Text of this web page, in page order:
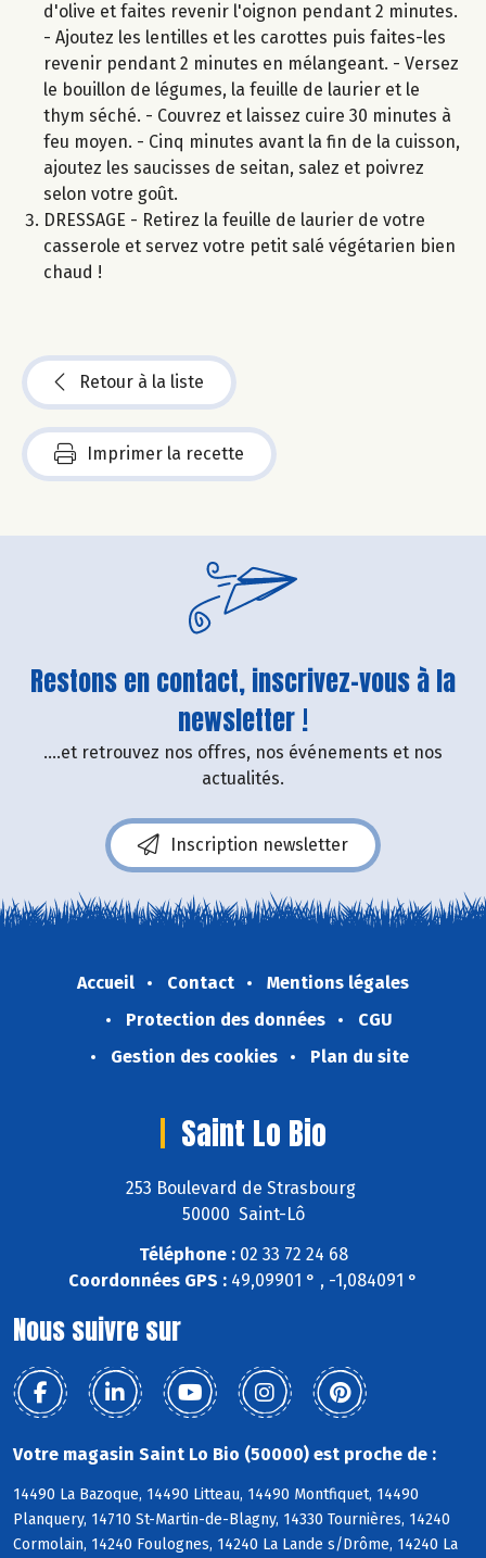
d'olive et faites revenir l'oignon pendant 2 minutes.
- Ajoutez les lentilles et les carottes puis faites-les
revenir pendant 2 minutes en mélangeant. - Versez
le bouillon de légumes, la feuille de laurier et le
thym séché. - Couvrez et laissez cuire 30 minutes à
feu moyen. - Cinq minutes avant la fin de la cuisson,
ajoutez les saucisses de seitan, salez et poivrez
selon votre goût.
DRESSAGE - Retirez la feuille de laurier de votre
casserole et servez votre petit salé végétarien bien
chaud !
Retour à la liste
Imprimer la recette
Restons en contact, inscrivez-vous à la
newsletter !
....et retrouvez nos offres, nos événements et nos
actualités.
Inscription newsletter
Accueil Contact
Mentions légales
Protection des données
CGU
Gestion des cookies
Plan du site
Saint Lo Bio
253 Boulevard de Strasbourg
50000 Saint-Lô
Téléphone :02 33 72 24 68
Coordonnées GPS : 49,09901 ° , -1,084091 °
Nous suivre sur
Votre magasin Saint Lo Bio (50000) est proche de :
14490 La Bazoque, 14490 Litteau, 14490 Montfiquet, 14490
Planquery, 14710 St-Martin-de-Blagny, 14330 Tournières, 14240
Cormolain, 14240 Foulognes, 14240 La Lande s/Drôme, 14240 La